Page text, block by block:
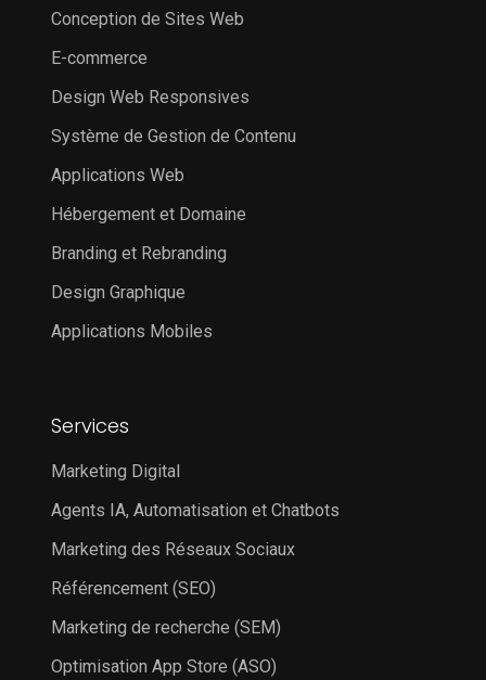
Conception de Sites Web
E-commerce
Design Web Responsives
Système de Gestion de Contenu
Applications Web
Hébergement et Domaine
Branding et Rebranding
Design Graphique
Applications Mobiles
Services
Marketing Digital
Agents IA, Automatisation et Chatbots
Marketing des Réseaux Sociaux
Référencement (SEO)
Marketing de recherche (SEM)
Optimisation App Store (ASO)